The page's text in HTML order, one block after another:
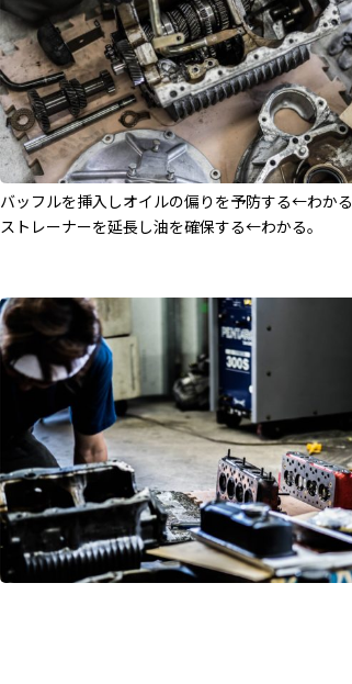
バッフルを挿入しオイルの偏りを予防する←わかる
ストレーナーを延長し油を確保する←わかる。